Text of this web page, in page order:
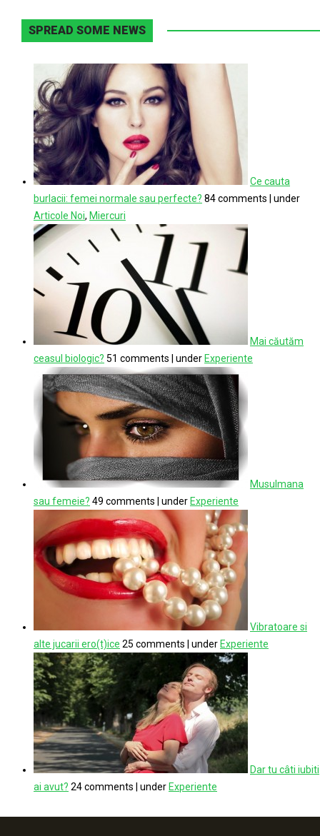
SPREAD SOME NEWS
Ce cauta
burlacii: femei normale sau perfecte? 84 comments
under
Articole Noi, Miercuri
Mai căutăm
ceasul biologic? 51 comments under Experiente
Musulmana
sau femeie? 49 comments under Experiente
Vibratoare si
alte jucarii ero(t)ice 25 comments under Experiente
Dar tu câti iubiti
ai avut? 24 comments under Experiente